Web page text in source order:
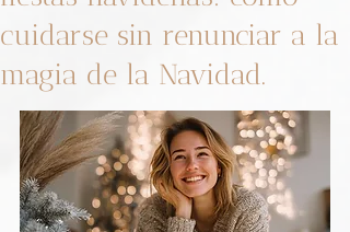
cuidarse sin renunciar a la
magia de la Navidad.